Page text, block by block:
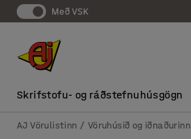
Með VSK
Skrifstofu- og ráðstefnuhúsgögn
AJ Vörulistinn Vöruhúsið og iðnaðurinn